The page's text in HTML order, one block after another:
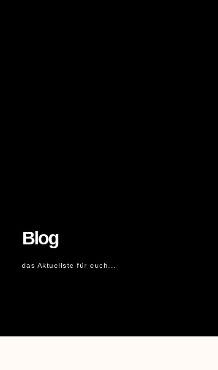
Blog
das Aktuellste für euch...